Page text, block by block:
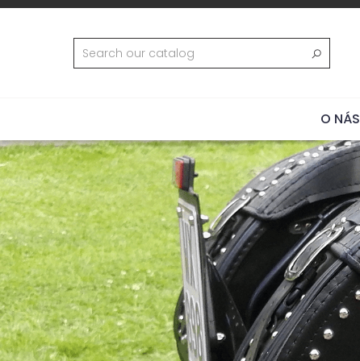
O NÁS